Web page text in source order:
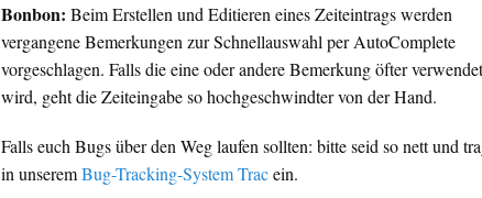
Bonbon: Beim Erstellen und Editieren eines Zeiteintrags werden
vergangene Bemerkungen zur Schnellauswahl per AutoComplete
vorgeschlagen. Falls die eine oder andere Bemerkung öfter
wird, geht die Zeiteingabe so hochgeschwindter von der Hand.
Falls euch Bugs über den Weg laufen sollten: bitte seid so nett und
in unseremBug-Tracking-System Tracein.